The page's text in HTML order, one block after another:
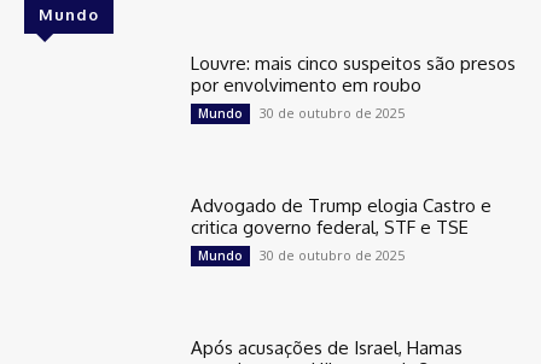
Mundo
Louvre: mais cinco suspeitos são presos
por envolvimento em roubo
Mundo 30 de outubro de 2025
Advogado de Trump elogia Castro e
critica governo federal, STF e TSE
Mundo 30 de outubro de 2025
Após acusações de Israel, Hamas